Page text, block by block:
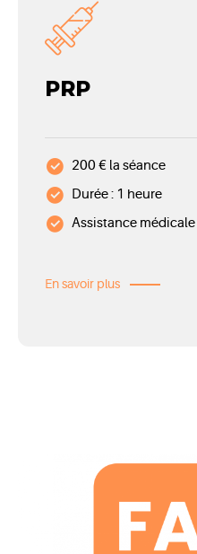
PRP
200 € la séance
Durée : 1 heure
Assistance
En savoir plus